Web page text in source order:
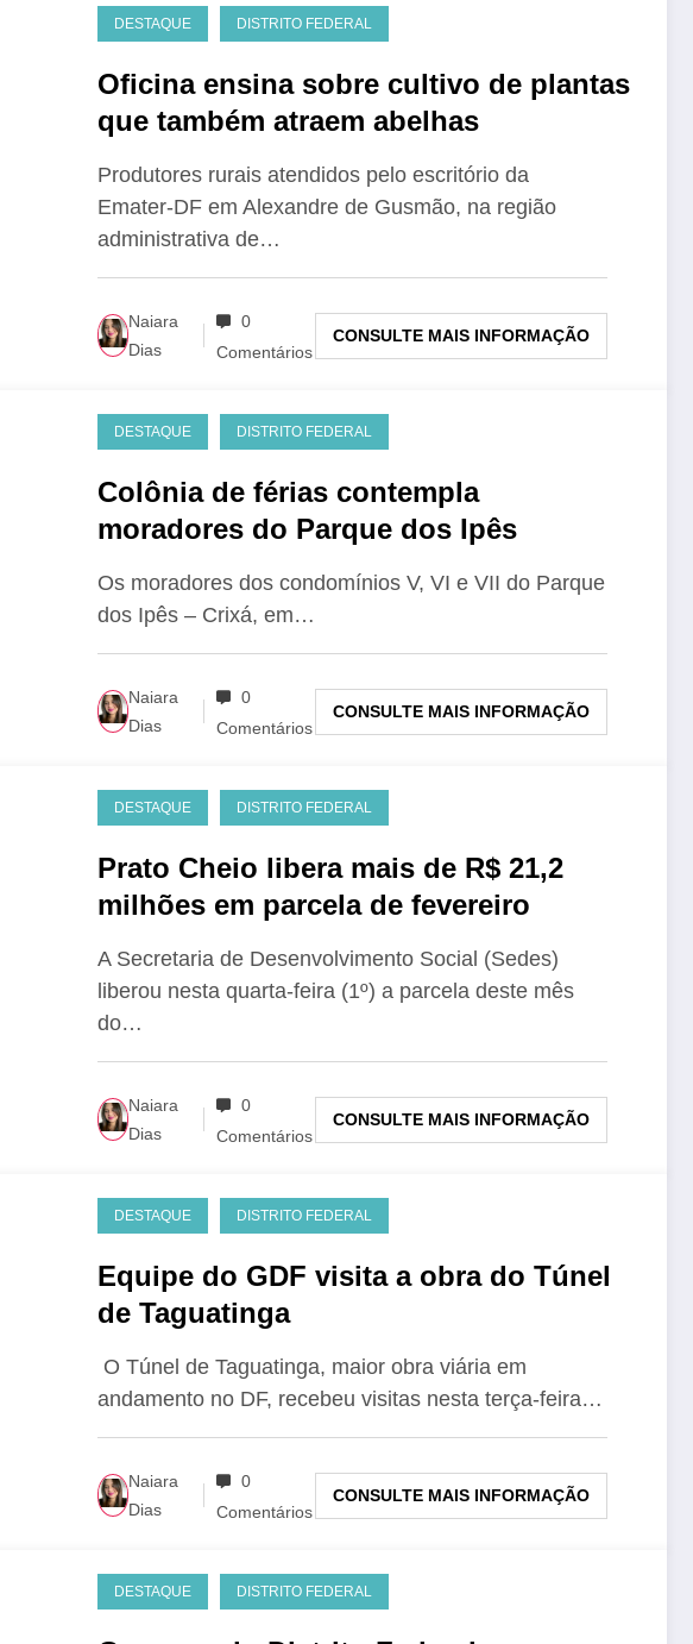
DESTAQUE DISTRITO FEDERAL
Oficina ensina sobre cultivo de plantas
que também atraem abelhas
Produtores rurais atendidos pelo escritório da
Emater-DF em Alexandre de Gusmão, na região
administrativa de…
Naiara
Dias
0
Comentários
CONSULTE MAIS INFORMAÇÃO
DESTAQUE DISTRITO FEDERAL
Colônia de férias contempla
moradores do Parque dos Ipês
Os moradores dos condomínios V, VI e VII do Parque
dos Ipês – Crixá, em…
Naiara
Dias
0
Comentários
CONSULTE MAIS INFORMAÇÃO
DESTAQUE DISTRITO FEDERAL
Prato Cheio libera mais de R$ 21,2
milhões em parcela de fevereiro
A Secretaria de Desenvolvimento Social (Sedes)
liberou nesta quarta-feira (1º) a parcela deste mês
do…
Naiara
Dias
0
Comentários
CONSULTE MAIS INFORMAÇÃO
DESTAQUE DISTRITO FEDERAL
Equipe do GDF visita a obra do Túnel
de Taguatinga
O Túnel de Taguatinga, maior obra viária em
andamento no DF, recebeu visitas nesta terça-feira…
Naiara
Dias
0
Comentários
CONSULTE MAIS INFORMAÇÃO
DESTAQUE DISTRITO FEDERAL